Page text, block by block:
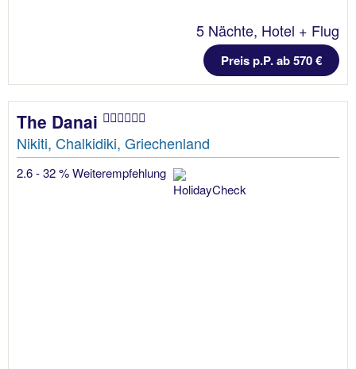
5 Nächte, Hotel + Flug
Preis p.P. ab 570 €
The Danai
Nikiti, Chalkidiki, Griechenland
2.6 - 32 % Weiterempfehlung